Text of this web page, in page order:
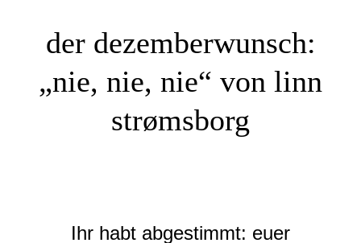
der dezemberwunsch:
„nie, nie, nie“ von linn
strømsborg
Ihr habt abgestimmt: euer